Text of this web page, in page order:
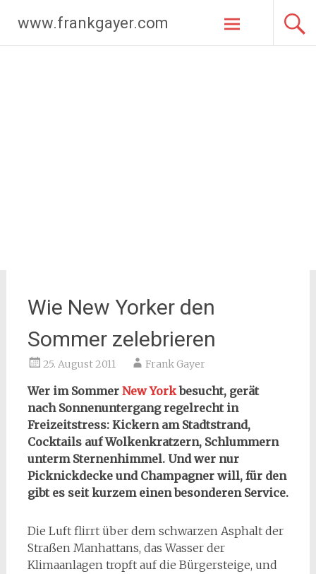
Inhalt
springen
www.frankgayer.com
Wie New Yorker den
Sommer zelebrieren
25. August 2011 Frank Gayer
Wer im Sommer New Yorkbesucht, gerät
nach Sonnenuntergang regelrecht in
Freizeitstress: Kickern am Stadtstrand,
Cocktails auf Wolkenkratzern, Schlummern
unterm Sternenhimmel. Und wer nur
Picknickdecke und Champagner will, für den
gibt es seit kurzem einen besonderen Service.
Die Luft flirrt über dem schwarzen Asphalt der
Straßen Manhattans, das Wasser der
Klimaanlagen tropft auf die Bürgersteige, und